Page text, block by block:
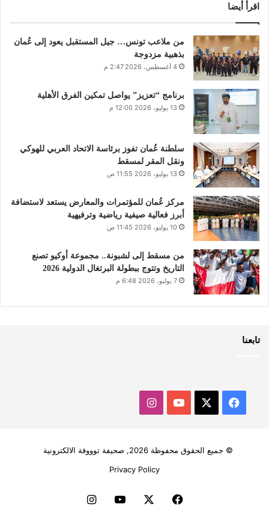
اقرأ أيضا
من ملاعب تونس… جيل المستقبل يعود إلى عُمان
بذهبية مزدوجة
4 أغسطس، 2026 2:47 م
برنامج “تعزيز” يواصل تمكين الفرق الأهلية
13 يوليو، 2026 12:00 م
سلطنة عُمان تفوز برئاسة الاتحاد العربي للهوكي
ونقل المقر لمسقط
13 يوليو، 2026 11:55 ص
مركز عُمان للمؤتمرات والمعارض يستعد لاستضافة
أبرز فعالية صيفية رياضية وترفيهية
10 يوليو، 2026 11:45 ص
من مسقط إلى لشبونة.. مجموعة أوكيو تصنع
التاريخ وتتوج ببطولة البرتغال الدولية 2026
7 يوليو، 2026 6:48 م
تابعنا
فيسبوك ‫YouTubeانستقرام
© جميع الحقوق محفوظة 2026, صحيفة توووفة الالكترونية
Privacy Policy
فيسبوك ‫YouTubeانستقرام